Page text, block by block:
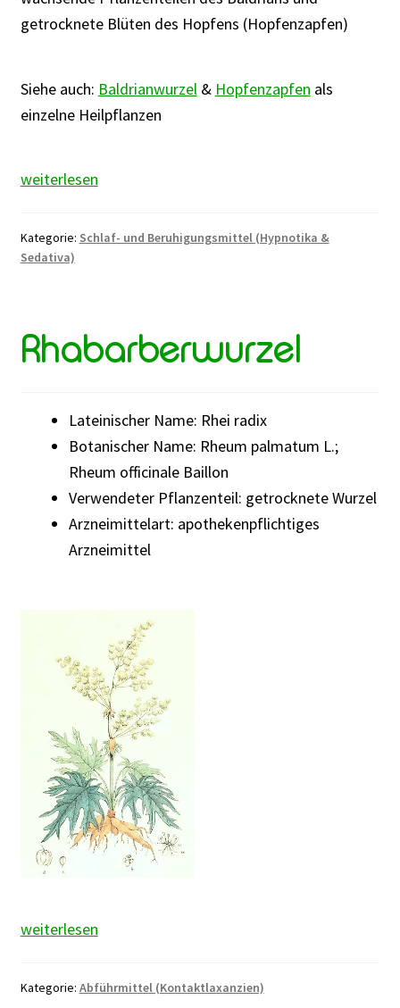
getrocknete Blüten des Hopfens (Hopfenzapfen)
Siehe auch: Baldrianwurzel& Hopfenzapfen als
einzelne Heilpflanzen
Kombination
Baldrianwurzel
und
weiterlesen
Kategorie: Schlaf- und Beruhigungsmittel (Hypnotika &
Sedativa)
Rhabarberwurzel
Lateinischer Name: Rhei radix
Botanischer Name: Rheum palmatum L.;
Rheum officinale Baillon
Verwendeter Pflanzenteil: getrocknete Wurzel
Arzneimittelart: apothekenpflichtiges
Arzneimittel
Rhabarberwurzel
weiterlesen
Kategorie: Abführmittel (Kontaktlaxanzien)